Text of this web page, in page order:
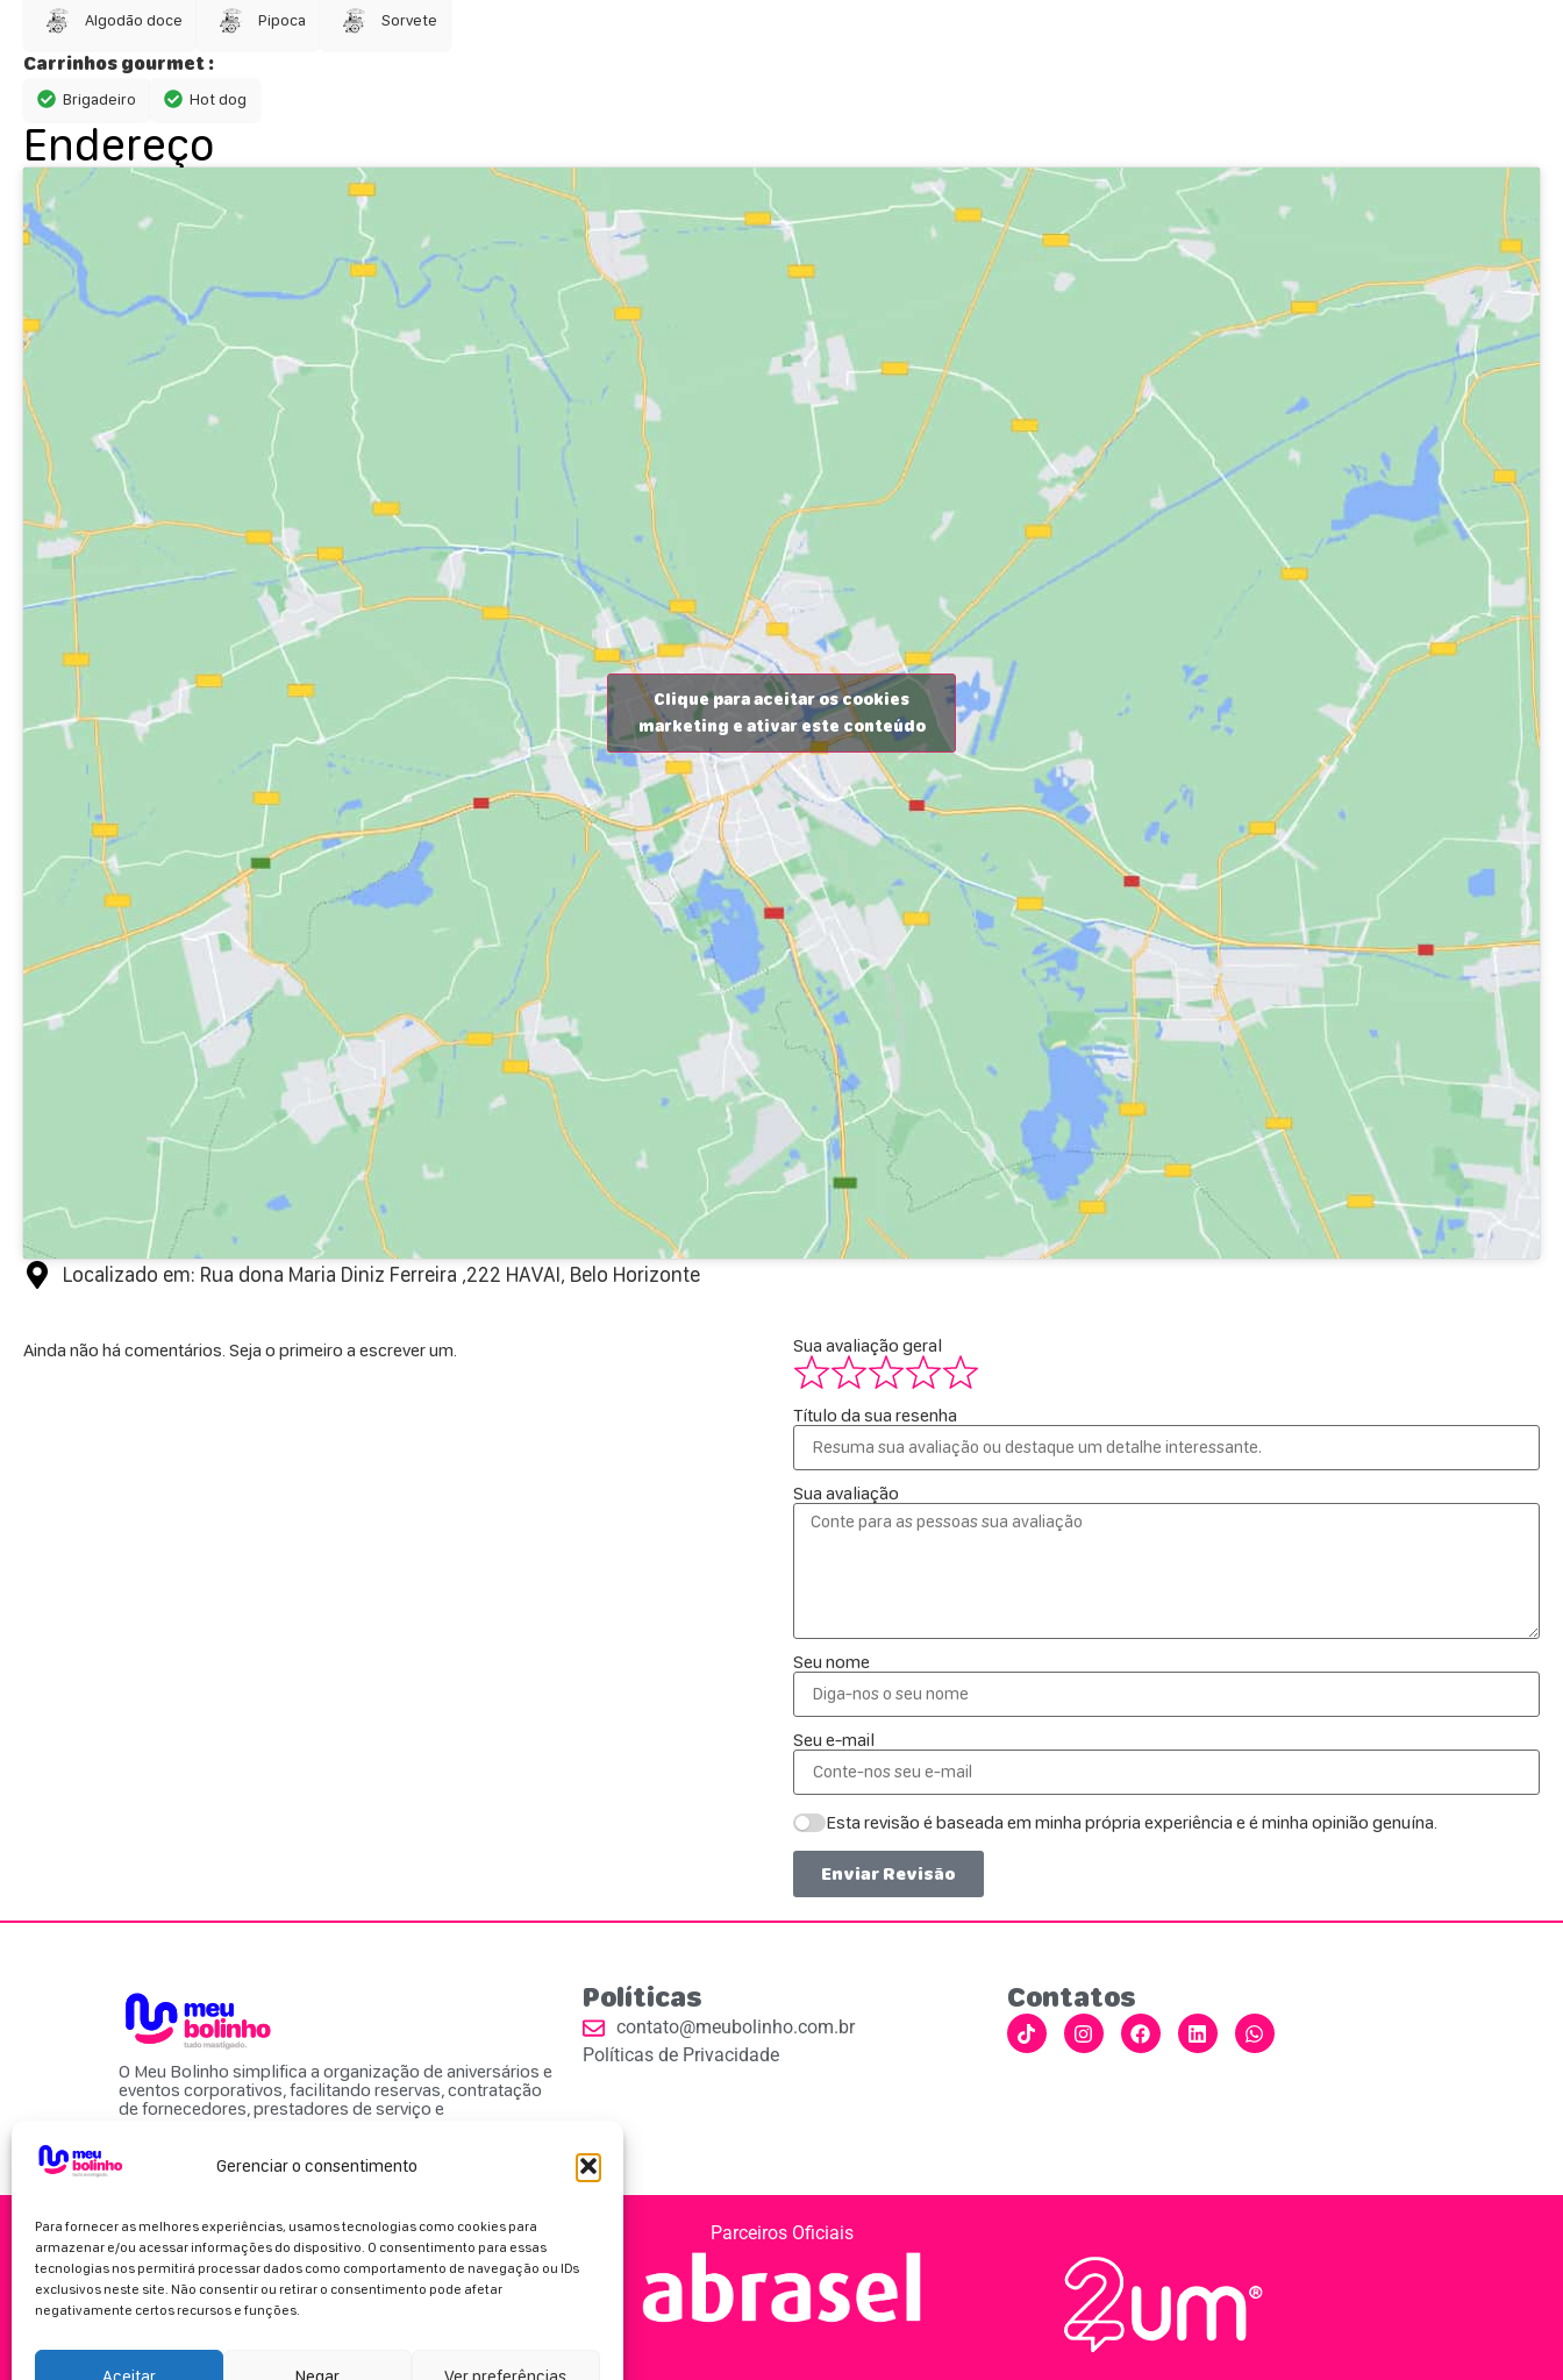
Gerenciar o consentimento
Para fornecer as melhores experiências, usamos tecnologias como cookies para
armazenar e/ou acessar informações do dispositivo. O consentimento para essas
tecnologias nos permitirá processar dados como comportamento de navegação ou IDs
exclusivos neste site. Não consentir ou retirar o consentimento pode afetar
negativamente certos recursos e funções.
Algodão doce Pipoca Sorvete
Carrinhos gourmet :
Brigadeiro Hot dog
Endereço
Clique para aceitar os cookies
marketing e ativar este conteúdo
Localizado em: Rua dona Maria Diniz Ferreira ,222 HAVAI, Belo Horizonte
Ainda não há comentários. Seja o primeiro a escrever um. Sua avaliação geral
Título da sua resenha
Sua avaliação
Seu nome
Seu e-mail
Esta revisão é baseada em minha própria experiência e é minha opinião genuína.
Enviar Revisão
O Meu Bolinho simplifica a organização de aniversários e
eventos corporativos, facilitando reservas, contratação
de fornecedores, prestadores de serviço e
Políticas
contato@meubolinho.com.br
Políticas de Privacidade
Contatos
Parceiros Oficiais